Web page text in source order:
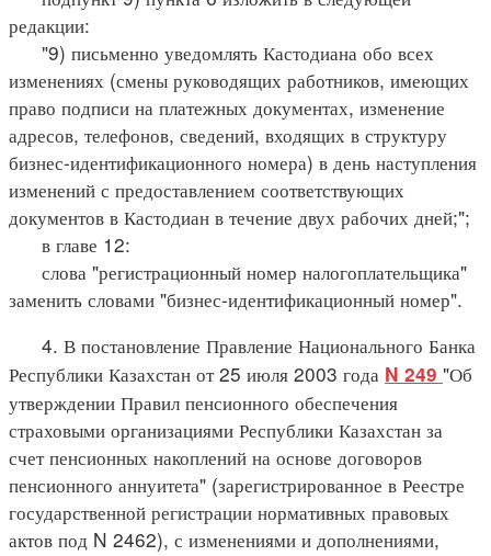
редакции:
"9) письменно уведомлять Кастодиана обо всех
изменениях (смены руководящих работников, имеющих
право подписи на платежных документах, изменение
адресов, телефонов, сведений, входящих в структуру
бизнес-идентификационного номера) в день наступления
изменений с предоставлением соответствующих
документов в Кастодиан в течение двух рабочих дней;";
в главе 12:
слова "регистрационный номер налогоплательщика"
заменить словами "бизнес-идентификационный номер".
4. В постановление Правление Национального Банка
Республики Казахстан от 25 июля 2003 года N 249 "Об
утверждении Правил пенсионного обеспечения
страховыми организациями Республики Казахстан за
счет пенсионных накоплений на основе договоров
пенсионного аннуитета" (зарегистрированное в Реестре
государственной регистрации нормативных правовых
актов под N 2462), с изменениями и дополнениями,